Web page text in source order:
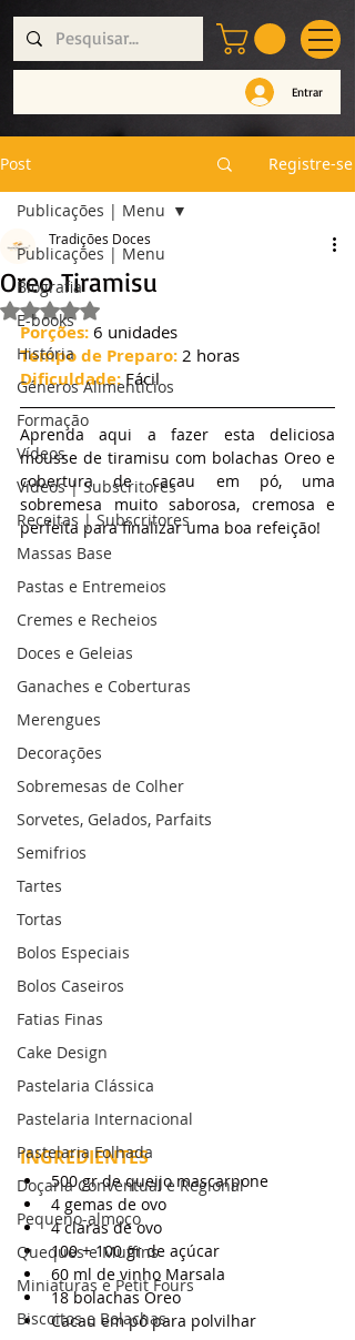
Entrar
Post Registre-se
Publicações | Menu
Biografia
E-books
História
Géneros Alimentícios
Formação
Vídeos
Vídeos | Subscritores
Receitas | Subscritores
Massas Base
Pastas e Entremeios
Cremes e Recheios
Doces e Geleias
Ganaches e Coberturas
Merengues
Decorações
Sobremesas de Colher
Sorvetes, Gelados, Parfaits
Semifrios
Tartes
Tortas
Bolos Especiais
Bolos Caseiros
Fatias Finas
Cake Design
Pastelaria Clássica
Pastelaria Internacional
Pastelaria Folhada
Doçaria Conventual e Regional
Pequeno-almoço
Queques e Muffins
Miniaturas e Petit Fours
Biscoitos e Bolachas
Publicações | Menu
Oreo Tiramisu
Tradições Doces
Avaliado com NaN de 5 estrelas.
Porções: 6 unidades
Tempo de Preparo: 2 horas
Dificuldade: Fácil
Aprenda aqui a fazer esta deliciosa
mousse de tiramisu com bolachas Oreo e
cobertura de cacau em pó, uma
sobremesa muito saborosa, cremosa e
perfeita para finalizar uma boa refeição!
INGREDIENTES
500 gr de queijo mascarpone
4 gemas de ovo
4 claras de ovo
100 + 100 gr de açúcar
60 ml de vinho Marsala
18 bolachas Oreo
Cacau em pó para polvilhar